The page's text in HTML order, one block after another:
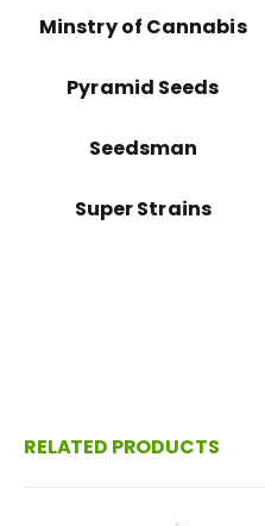
Minstry of Cannabis
Pyramid Seeds
Seedsman
Super Strains
RELATED PRODUCTS